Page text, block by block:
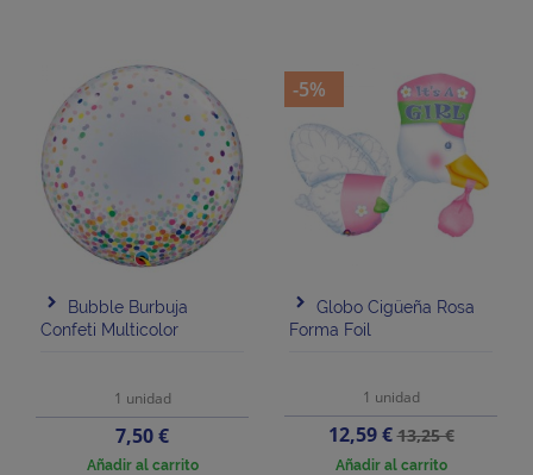
Bubble Burbuja
Confeti Multicolor
1 unidad
Precio
7,50 €
Añadir al carrito
Globo Cigüeña Rosa
Forma Foil
1 unidad
Precio
12,59 €Precio
base
13,25 €
Añadir al carrito
-5%